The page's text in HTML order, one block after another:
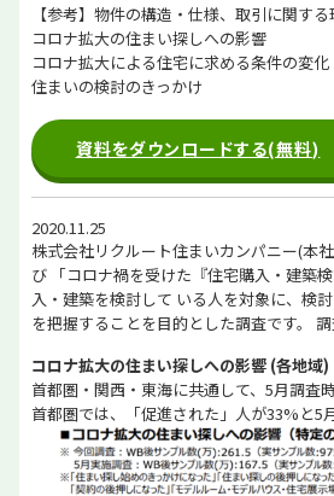
【参考】物件の構造・仕様、取引に関す
コロナ拡大の住まい探しへの影響
コロナ拡大による住宅に求める条件の変化
住まいの検討のきっかけ
資料をダウンロードする(無料)
2020.11.25
株式会社リクルート住まいカンパニー(本
び 「コロナ禍を受けた『住宅購入・建築
入・建築を検討して いる人を対象に、検
を把握することを目的とした調査です。
コロナ拡大の住まい探しへの影響 (各地域)
首都圏・関西・東海に共通して、5月調
首都圏では、「促進された」人が33%と5